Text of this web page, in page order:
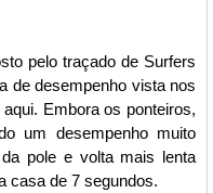
pelo traçado de Surfers
de desempenho vista nos
Embora os ponteiros,
um desempenho muito
pole e volta mais lenta
casa de 7 segundos.